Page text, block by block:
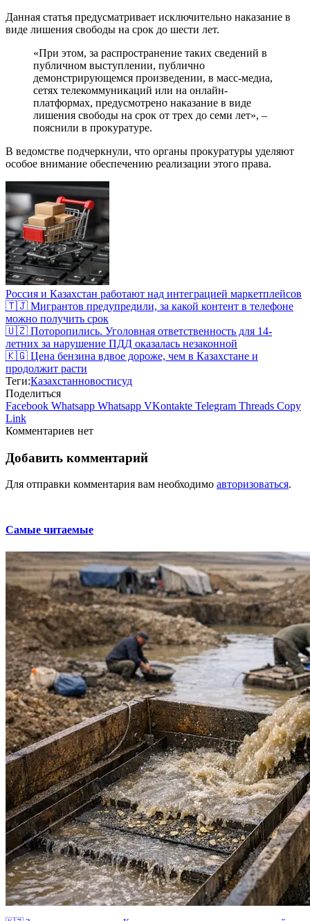
Данная статья предусматривает исключительно наказание в
виде лишения свободы на срок до шести лет.
«При этом, за распространение таких сведений в
публичном выступлении, публично
демонстрирующемся произведении, в масс-медиа,
сетях телекоммуникаций или на онлайн-
платформах, предусмотрено наказание в виде
лишения свободы на срок от трех до семи лет», –
пояснили в прокуратуре.
В ведомстве подчеркнули, что органы прокуратуры уделяют
особое внимание обеспечению реализации этого права.
Россия и Казахстан работают над интеграцией маркетплейсов
🇹🇯 Мигрантов предупредили, за какой контент в телефоне
можно получить срок
🇺🇿 Поторопились. Уголовная ответственность для 14-
летних за нарушение ПДД оказалась незаконной
🇰🇬 Цена бензина вдвое дороже, чем в Казахстане и
продолжит расти
Теги:Казахстанновостисуд
Поделиться
Facebook Whatsapp Whatsapp VKontakte Telegram Threads Copy
Link
Комментариев нет
Добавить комментарий
Для отправки комментария вам необходимо авторизоваться.
Самые читаемые